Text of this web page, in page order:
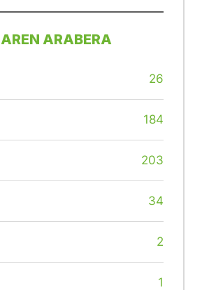
ARABERA
26
184
203
34
2
1